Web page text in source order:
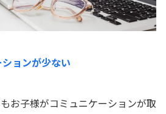
ョンが少ない
お子様がコミュニケーションが取